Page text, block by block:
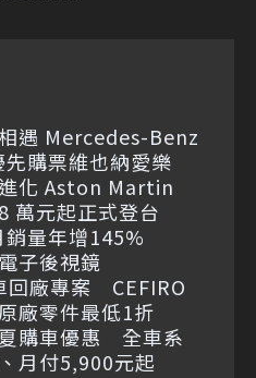
遇 Mercedes-Benz
購票維也納愛樂
化 Aston Martin
萬元起正式登台
銷量年增145%
子後視鏡
回廠專案 CEFIRO
廠零件最低1折
購車優惠 全車系
月付5,900元起